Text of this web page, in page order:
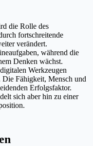
die Rolle des
fortschreitende
verändert.
während die
Denken wächst.
Werkzeugen
Die Fähigkeit, Mensch und
Erfolgsfaktor.
sich aber hin zu einer